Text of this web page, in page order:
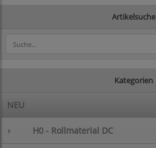
Artikelsuche
Kategorien
NEU
› H0 - Rollmaterial DC